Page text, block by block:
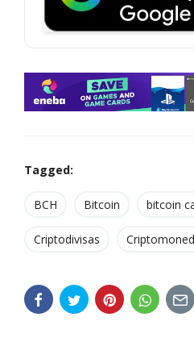
Tagged:
BCH Bitcoin bitcoin
Criptodivisas